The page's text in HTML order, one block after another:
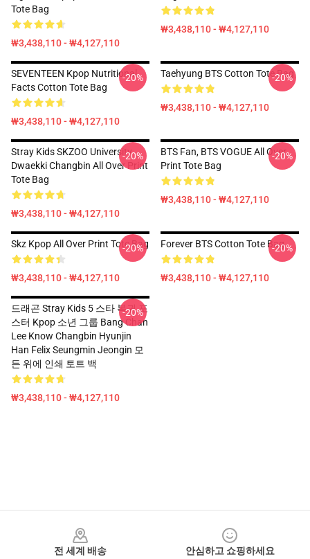
Tote Bag
₩3,438,110 - ₩4,127,110
₩3,438,110 - ₩4,127,110
SEVENTEEN Kpop Nutritional
Facts Cotton Tote Bag
₩3,438,110 - ₩4,127,110
-20% Taehyung BTS Cotton Tote Bag
₩3,438,110 - ₩4,127,110
-20%
Stray Kids SKZOO University
Dwaekki Changbin All Over Print
Tote Bag
₩3,438,110 - ₩4,127,110
-20%
BTS Fan, BTS VOGUE All Over
Print Tote Bag
₩3,438,110 - ₩4,127,110
-20%
Skz Kpop All Over Print Tote Bag
₩3,438,110 - ₩4,127,110
-20% Forever BTS Cotton Tote Bag
₩3,438,110 - ₩4,127,110
-20%
드래곤 Stray Kids 5 스타 복귀 포
스터 Kpop 소년 그룹 Bang Chan
Lee Know Changbin Hyunjin
Han Felix Seungmin Jeongin 모
든 위에 인쇄 토트 백
₩3,438,110 - ₩4,127,110
-20%
전 세계 배송
안심하고 쇼핑하세요